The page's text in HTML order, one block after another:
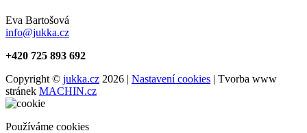
Eva Bartošová
info@jukka.cz
+420 725 893 692
Copyright © jukka.cz 2026 | Nastavení cookies | Tvorba www
stránek MACHIN.cz
Používáme cookies